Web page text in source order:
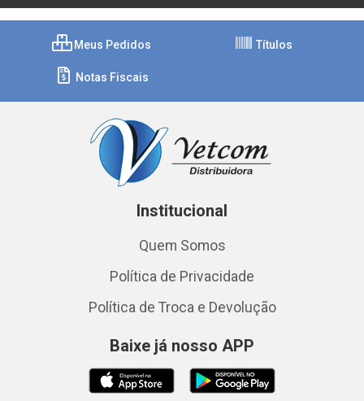
Meus Pedidos Títulos
Notas Fiscais
Institucional
Quem Somos
Política de Privacidade
Política de Troca e Devolução
Baixe já nosso APP